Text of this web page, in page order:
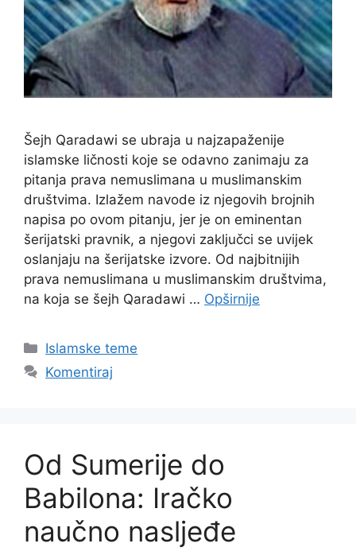
Šejh Qaradawi se ubraja u najzapaženije
islamske ličnosti koje se odavno zanimaju za
pitanja prava nemuslimana u muslimanskim
društvima. Izlažem navode iz njegovih brojnih
napisa po ovom pitanju, jer je on eminentan
šerijatski pravnik, a njegovi zaključci se uvijek
oslanjaju na šerijatske izvore. Od najbitnijih
prava nemuslimana u muslimanskim društvima,
na koja se šejh Qaradawi … Opširnije
Kategorije
Islamske teme
Komentiraj
Od Sumerije do
Babilona: Iračko
naučno nasljeđe